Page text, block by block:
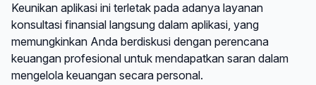
Keunikan aplikasi ini terletak pada adanya layanan
konsultasi finansial langsung dalam aplikasi, yang
memungkinkan Anda berdiskusi dengan perencana
keuangan profesional untuk mendapatkan saran dalam
mengelola keuangan secara personal.